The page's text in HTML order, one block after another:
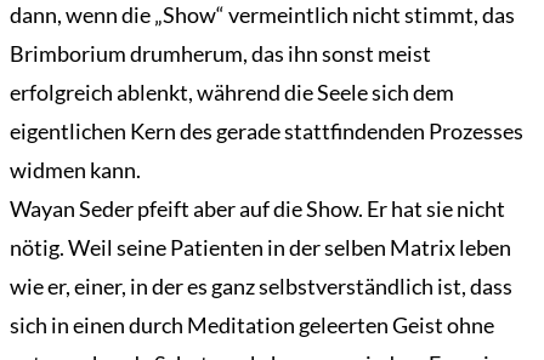
dann, wenn die „Show“ vermeintlich nicht stimmt, das
Brimborium drumherum, das ihn sonst meist
erfolgreich ablenkt, während die Seele sich dem
eigentlichen Kern des gerade stattfindenden Prozesses
widmen kann.
Wayan Seder pfeift aber auf die Show. Er hat sie nicht
nötig. Weil seine Patienten in der selben Matrix leben
wie er, einer, in der es ganz selbstverständlich ist, dass
sich in einen durch Meditation geleerten Geist ohne